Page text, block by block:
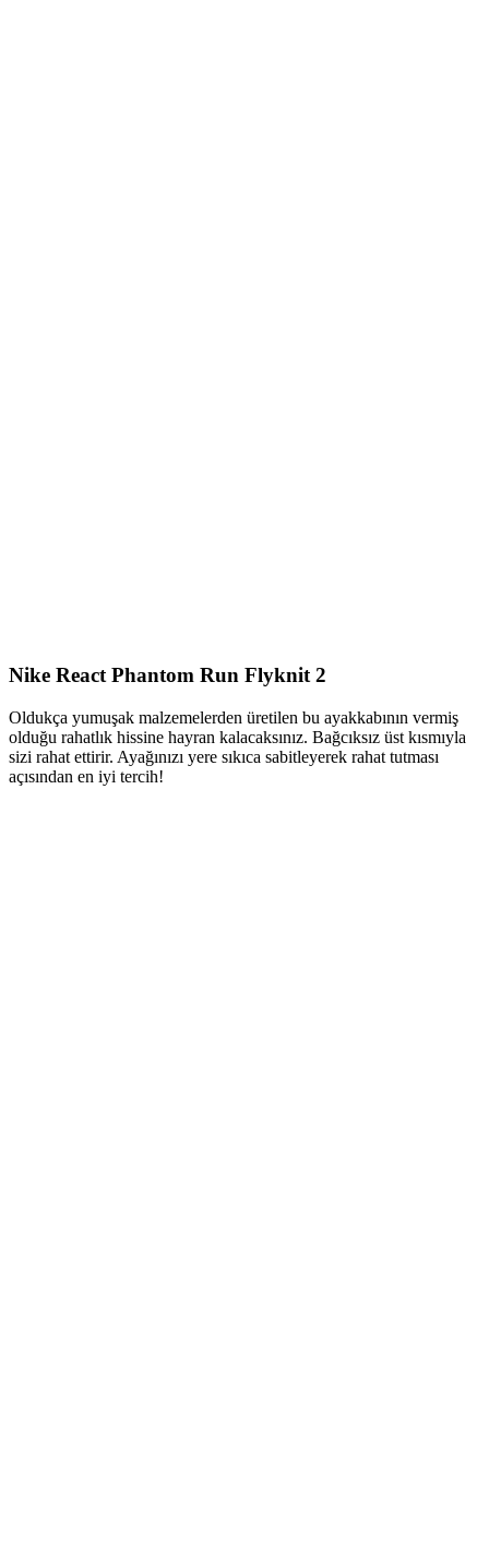
Nike React Phantom Run Flyknit 2
Oldukça yumuşak malzemelerden üretilen bu ayakkabının vermiş
olduğu rahatlık hissine hayran kalacaksınız. Bağcıksız üst kısmıyla
sizi rahat ettirir. Ayağınızı yere sıkıca sabitleyerek rahat tutması
açısından en iyi tercih!